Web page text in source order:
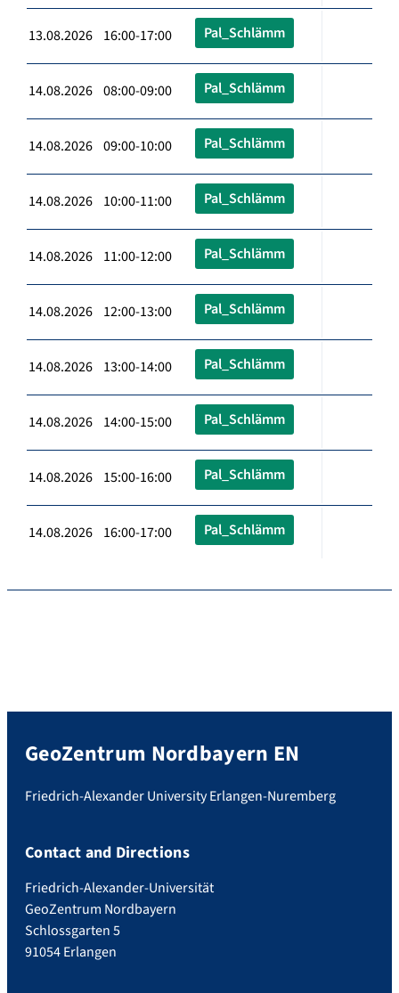
13.08.2026 16:00-17:00 Pal_Schlämm
14.08.2026 08:00-09:00 Pal_Schlämm
14.08.2026 09:00-10:00 Pal_Schlämm
14.08.2026 10:00-11:00 Pal_Schlämm
14.08.2026 11:00-12:00 Pal_Schlämm
14.08.2026 12:00-13:00 Pal_Schlämm
14.08.2026 13:00-14:00 Pal_Schlämm
14.08.2026 14:00-15:00 Pal_Schlämm
14.08.2026 15:00-16:00 Pal_Schlämm
14.08.2026 16:00-17:00 Pal_Schlämm
GeoZentrum Nordbayern EN
Friedrich-Alexander University Erlangen-Nuremberg
Contact and Directions
Friedrich-Alexander-Universität
GeoZentrum Nordbayern
Schlossgarten 5
91054 Erlangen